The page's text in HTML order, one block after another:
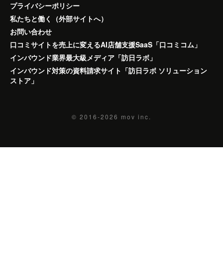
プライバシーポリシー
私たちと働く（外部サイトへ）
お問い合わせ
口コミサイトを売上に変えるAI店舗支援SaaS「口コミコム」
インバウンド業界最大級メディア「訪日ラボ」
インバウンド対策の資料請求サイト「訪日ラボ ソリューション
ストア」
© 2016-2026 mov inc.